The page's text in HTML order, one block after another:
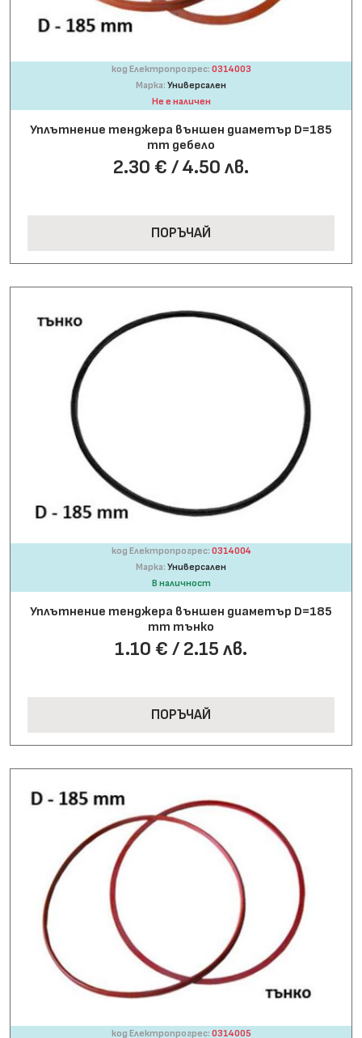
код Електропрогрес: 0314003
Марка: Универсален
Не е наличен
Уплътнение тенджера външен диаметър D=185
mm дебело
2.30 € / 4.50 лв.
ПОРЪЧАЙ
код Електропрогрес: 0314004
Марка: Универсален
В наличност
Уплътнение тенджера външен диаметър D=185
mm тънко
1.10 € / 2.15 лв.
ПОРЪЧАЙ
код Електропрогрес: 0314005